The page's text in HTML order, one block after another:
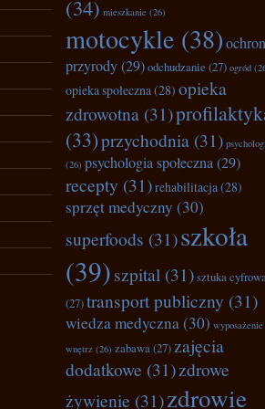
(34) mieszkanie (26)
motocykle (38)
przyrody(29)odchudzanie (27) ogród
opieka społeczna(28) opieka
zdrowotna (31)
(33)przychodnia (31)
(26) psychologia społeczna(29)
recepty (31)rehabilitacja(28)
sprzęt medyczny (30)
superfoods (31)szkoła
(39)szpital (31)sztuka
(27)transport publiczny (31)
wiedza medyczna(30) wyposażenie
wnętrz (26) zabawa(27) zajęcia
dodatkowe (31)zdrowe
żywienie (31)zdrowie